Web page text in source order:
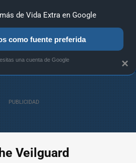
PC SONY NINTENDO
Veilguard
×
de Vida Extra en Google
como fuente preferida
una cuenta de Google